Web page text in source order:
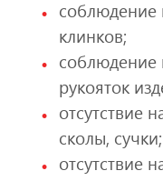
соблюдение
клинков;
соблюдение
рукояток
отсутствие
сколы, сучки;
отсутствие